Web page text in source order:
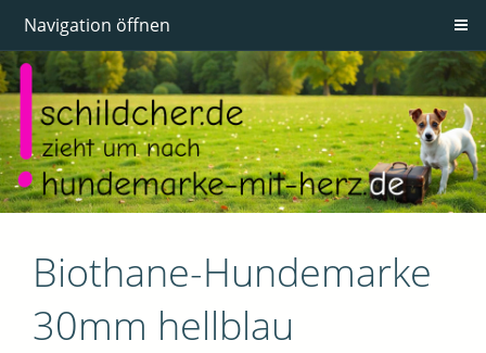
Navigation öffnen
Biothane-Hundemarke
30mm hellblau